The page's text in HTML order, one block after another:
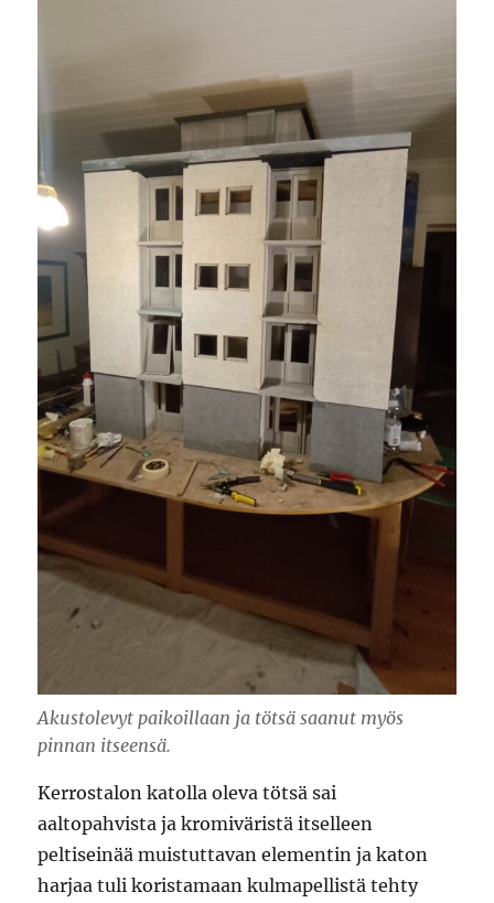
Akustolevyt paikoillaan ja tötsä saanut myös
pinnan itseensä.
Kerrostalon katolla oleva tötsä sai
aaltopahvista ja kromiväristä itselleen
peltiseinää muistuttavan elementin ja katon
harjaa tuli koristamaan kulmapellistä tehty